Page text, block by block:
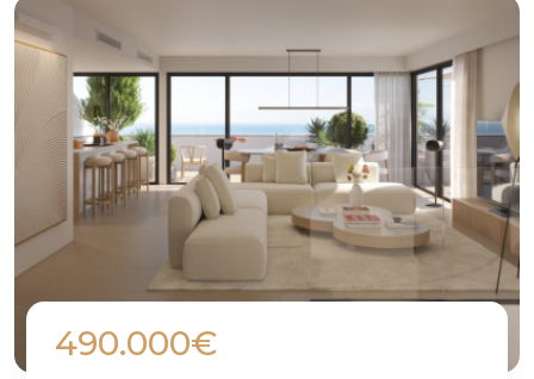
490.000€